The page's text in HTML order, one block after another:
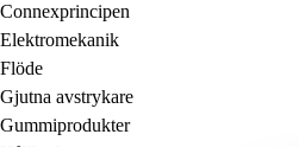
Connexprincipen
Elektromekanik
Flöde
Gjutna avstrykare
Gummiprodukter